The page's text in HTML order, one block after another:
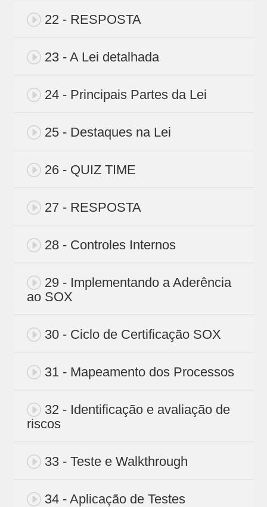
22 - RESPOSTA
23 - A Lei detalhada
24 - Principais Partes da Lei
25 - Destaques na Lei
26 - QUIZ TIME
27 - RESPOSTA
28 - Controles Internos
29 - Implementando a Aderência
ao SOX
30 - Ciclo de Certificação SOX
31 - Mapeamento dos Processos
32 - Identificação e avaliação de
riscos
33 - Teste e Walkthrough
34 - Aplicação de Testes